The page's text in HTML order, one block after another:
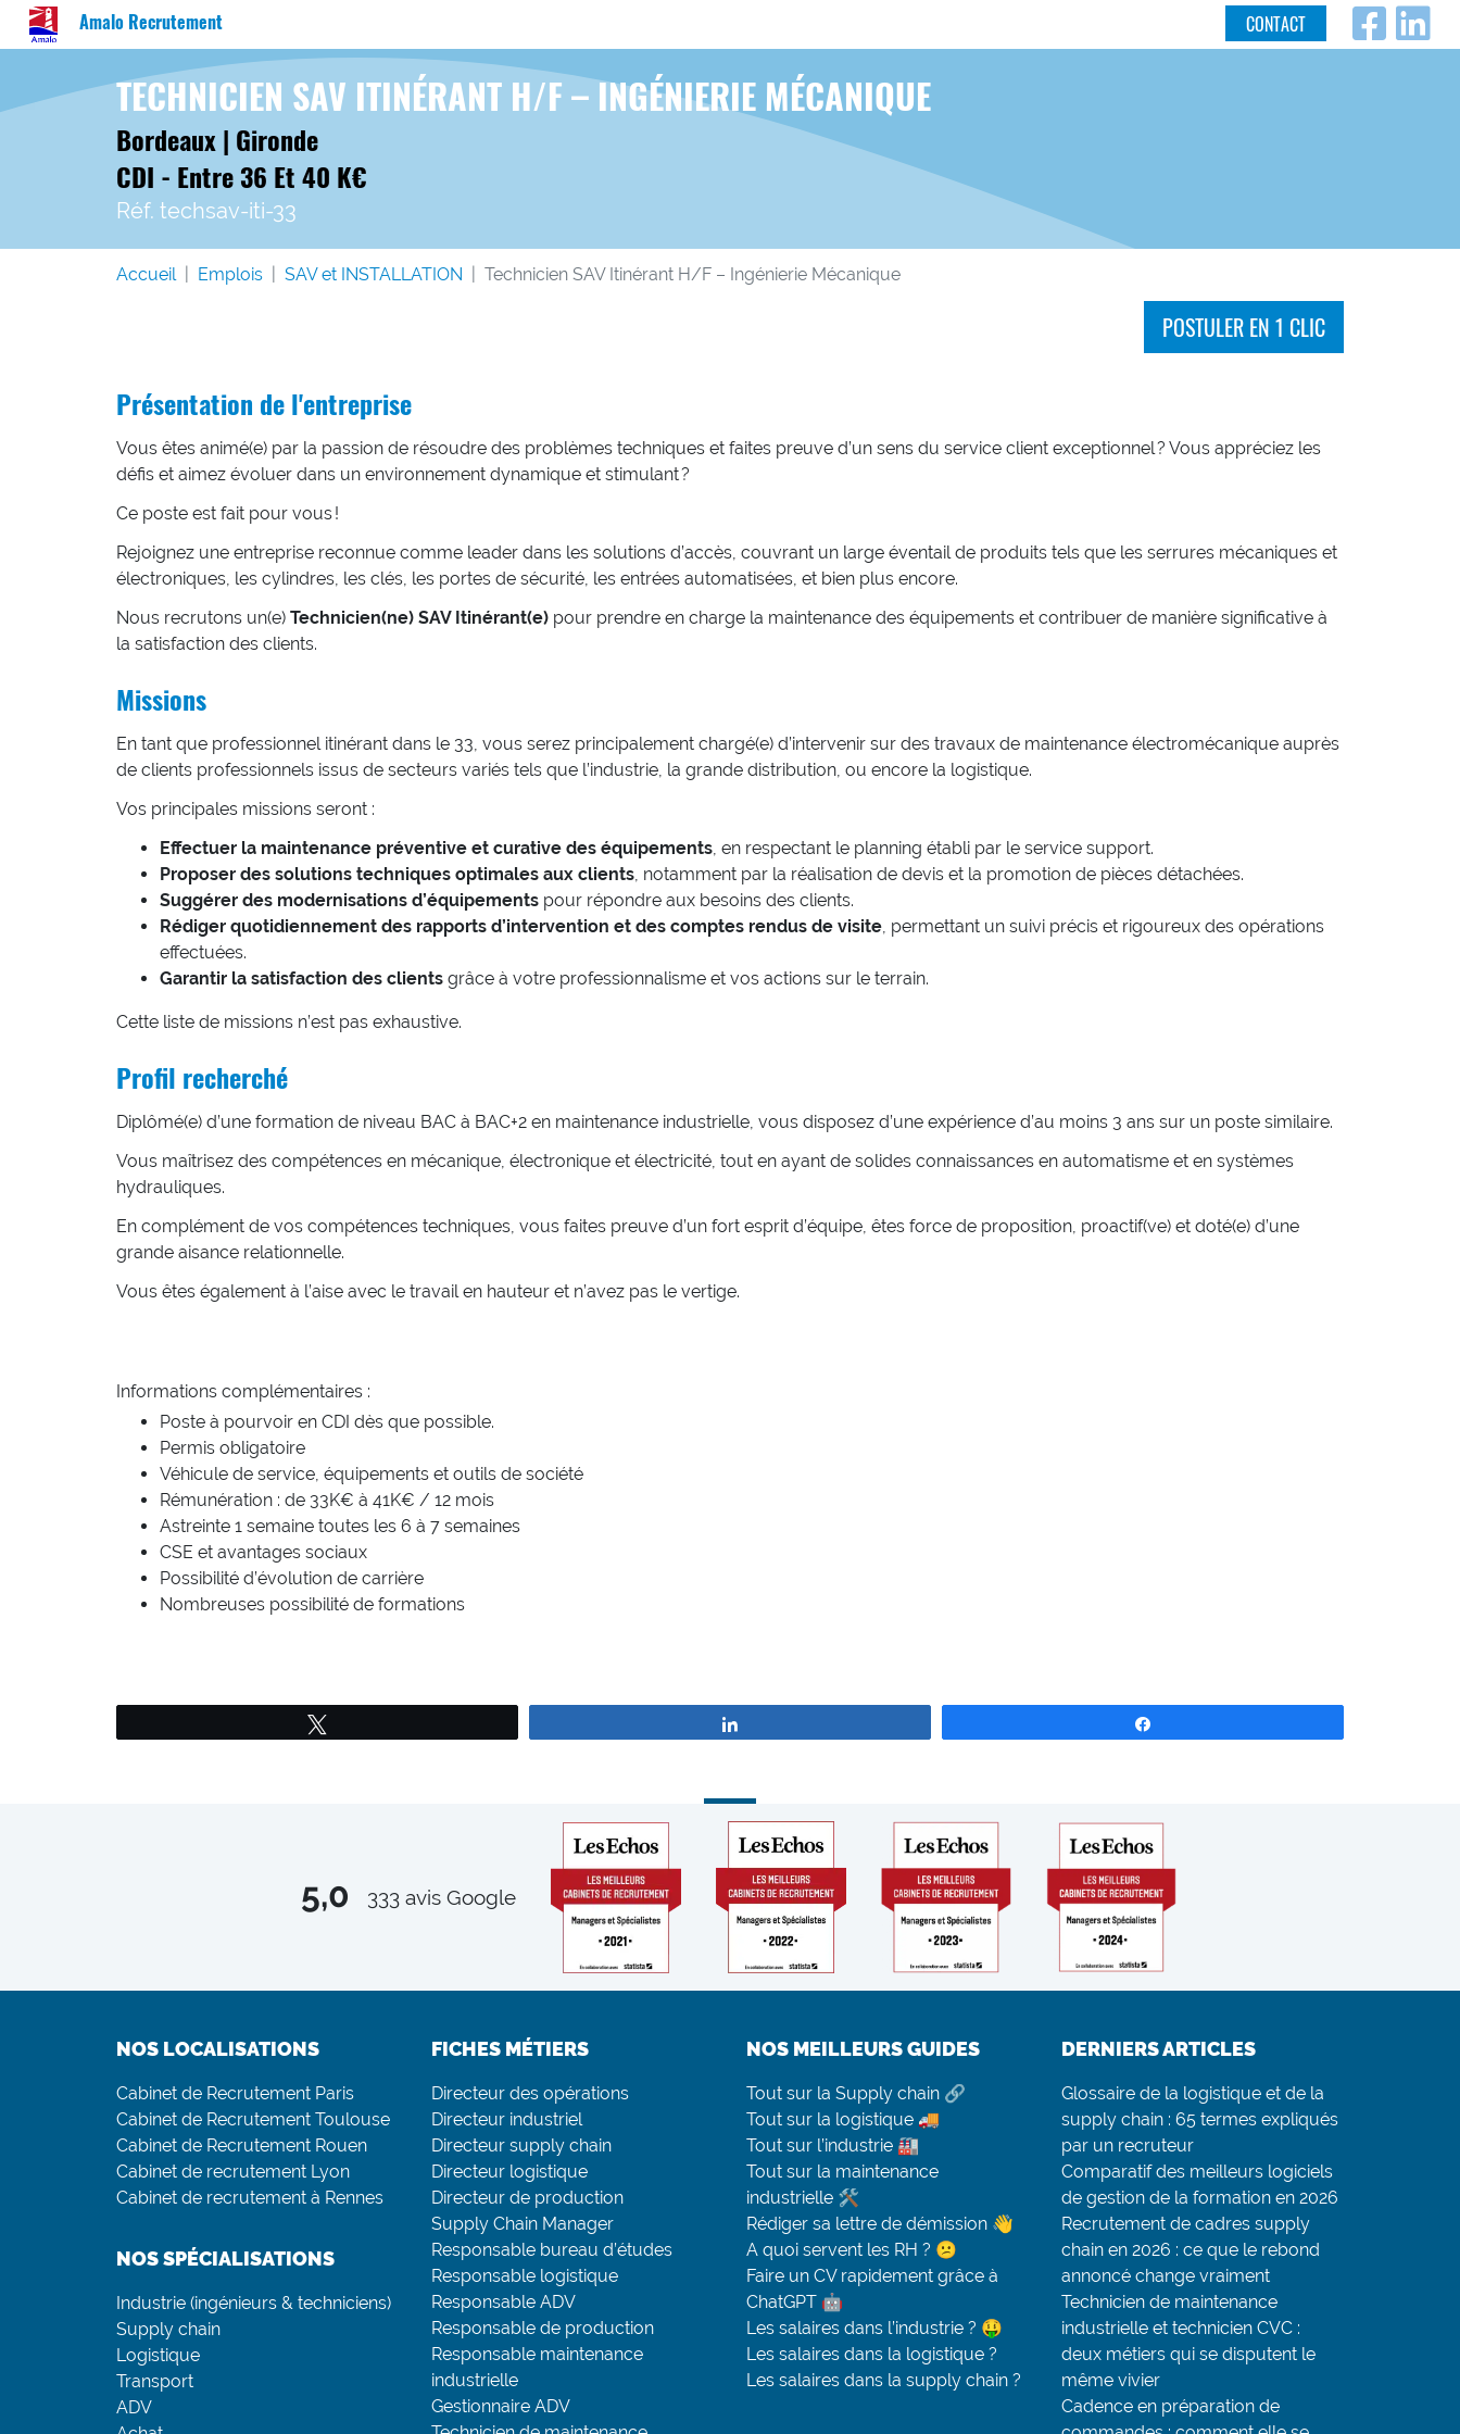
Amalo Recrutement CONTACT
TECHNICIEN SAV ITINÉRANT H/F – INGÉNIERIE MÉCANIQUE
Bordeaux | Gironde
CDI - Entre 36 Et 40 K€
Réf. techsav-iti-33
Accueil Emplois SAV et INSTALLATION Technicien SAV Itinérant H/F – Ingénierie Mécanique
POSTULER EN 1 CLIC
Présentation de l'entreprise
Vous êtes animé(e) par la passion de résoudre des problèmes techniques et faites preuve d’un sens du service client exceptionnel ? Vous appréciez les
défis et aimez évoluer dans un environnement dynamique et stimulant ?
Ce poste est fait pour vous !
Rejoignez une entreprise reconnue comme leader dans les solutions d’accès, couvrant un large éventail de produits tels que les serrures mécaniques et
électroniques, les cylindres, les clés, les portes de sécurité, les entrées automatisées, et bien plus encore.
Nous recrutons un(e) Technicien(ne) SAV Itinérant(e) pour prendre en charge la maintenance des équipements et contribuer de manière significative à
la satisfaction des clients.
Missions
En tant que professionnel itinérant dans le 33, vous serez principalement chargé(e) d’intervenir sur des travaux de maintenance électromécanique auprès
de clients professionnels issus de secteurs variés tels que l’industrie, la grande distribution, ou encore la logistique.
Vos principales missions seront :
Effectuer la maintenance préventive et curative des équipements, en respectant le planning établi par le service support.
Proposer des solutions techniques optimales aux clients, notamment par la réalisation de devis et la promotion de pièces détachées.
Suggérer des modernisations d’équipements pour répondre aux besoins des clients.
Rédiger quotidiennement des rapports d’intervention et des comptes rendus de visite, permettant un suivi précis et rigoureux des opérations
effectuées.
Garantir la satisfaction des clients grâce à votre professionnalisme et vos actions sur le terrain.
Cette liste de missions n’est pas exhaustive.
Profil recherché
Diplômé(e) d’une formation de niveau BAC à BAC+2 en maintenance industrielle, vous disposez d’une expérience d’au moins 3 ans sur un poste similaire.
Vous maîtrisez des compétences en mécanique, électronique et électricité, tout en ayant de solides connaissances en automatisme et en systèmes
hydrauliques.
En complément de vos compétences techniques, vous faites preuve d’un fort esprit d’équipe, êtes force de proposition, proactif(ve) et doté(e) d’une
grande aisance relationnelle.
Vous êtes également à l’aise avec le travail en hauteur et n’avez pas le vertige.
Informations complémentaires :
Poste à pourvoir en CDI dès que possible.
Permis obligatoire
Véhicule de service, équipements et outils de société
Rémunération : de 33K€ à 41K€ / 12 mois
Astreinte 1 semaine toutes les 6 à 7 semaines
CSE et avantages sociaux
Possibilité d’évolution de carrière
Nombreuses possibilité de formations
5,0 333 avis Google
NOS LOCALISATIONS
Cabinet de Recrutement Paris
Cabinet de Recrutement Toulouse
Cabinet de Recrutement Rouen
Cabinet de recrutement Lyon
Cabinet de recrutement à Rennes
NOS SPÉCIALISATIONS
Industrie (ingénieurs & techniciens)
Supply chain
Logistique
Transport
ADV
FICHES MÉTIERS
Directeur des opérations
Directeur industriel
Directeur supply chain
Directeur logistique
Directeur de production
Supply Chain Manager
Responsable bureau d’études
Responsable logistique
Responsable ADV
Responsable de production
Responsable maintenance
industrielle
Gestionnaire ADV
NOS MEILLEURS GUIDES
Tout sur la Supply chain 🔗
Tout sur la logistique 🚚
Tout sur l’industrie 🏭
Tout sur la maintenance
industrielle 🛠
Rédiger sa lettre de démission 👋
A quoi servent les RH ? 😕
Faire un CV rapidement grâce à
ChatGPT 🤖
Les salaires dans l’industrie ? 🤑
Les salaires dans la logistique ?
Les salaires dans la supply chain ?
DERNIERS ARTICLES
Glossaire de la logistique et de la
supply chain : 65 termes expliqués
par un recruteur
Comparatif des meilleurs logiciels
de gestion de la formation en 2026
Recrutement de cadres supply
chain en 2026 : ce que le rebond
annoncé change vraiment
Technicien de maintenance
industrielle et technicien CVC :
deux métiers qui se disputent le
même vivier
Cadence en préparation de